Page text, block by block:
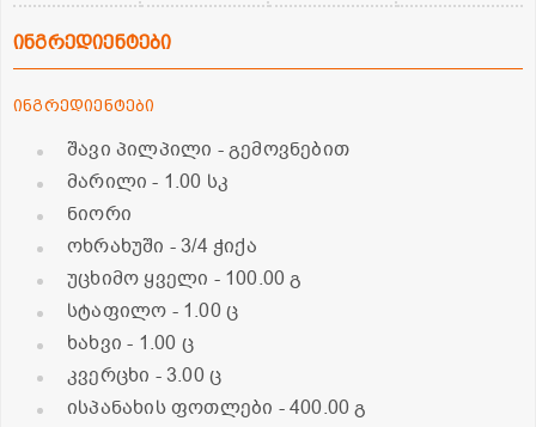
ინგრედიენტები
ინგრედიენტები
შავი პილპილი - გემოვნებით
მარილი- 1.00 სკ
ნიორი
ოხრახუში - 3/4 ჭიქა
უცხიმო ყველი - 100.00 გ
სტაფილო - 1.00 ც
ხახვი- 1.00 ც
კვერცხი - 3.00 ც
ისპანახის ფოთლები - 400.00 გ